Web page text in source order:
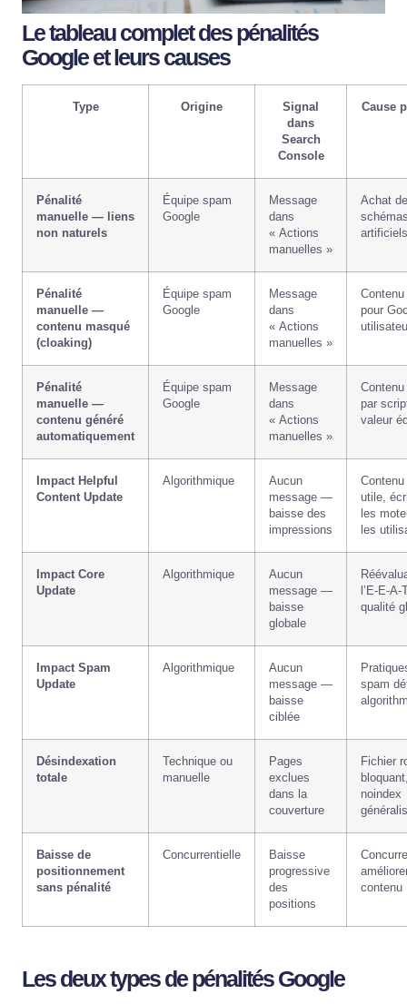
Le tableau complet des pénalités
Google et leurs causes
Type Origine
Signal
dans
Search
Console
Cause
Pénalité
manuelle — liens
non naturels
Équipe spam
Google
Message
dans
« Actions
manuelles »
Achat
artificiels
Pénalité
manuelle —
contenu masqué
(cloaking)
Équipe spam
Google
Message
dans
« Actions
manuelles »
pour
Pénalité
manuelle —
contenu généré
automatiquement
Équipe spam
Google
Message
dans
« Actions
manuelles »
par
valeur
Impact Helpful
Content Update
Algorithmique
Aucun
message —
baisse des
impressions
utile,
les
les
Impact Core
Update
Algorithmique
Aucun
message —
baisse
globale
l’E-E-
qualité
Impact Spam
Update
Algorithmique
Aucun
message —
baisse
ciblée
spam
Désindexation
totale
Technique ou
manuelle
Pages
exclues
dans la
couverture
Fichier
noindex
Baisse de
positionnement
sans pénalité
Concurrentielle
Baisse
progressive
des
positions
contenu
Les deux types de pénalités Google